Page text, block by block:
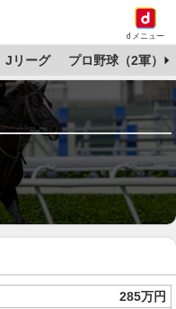
dメニュー
Jリーグ プロ野球（2軍）
285万円